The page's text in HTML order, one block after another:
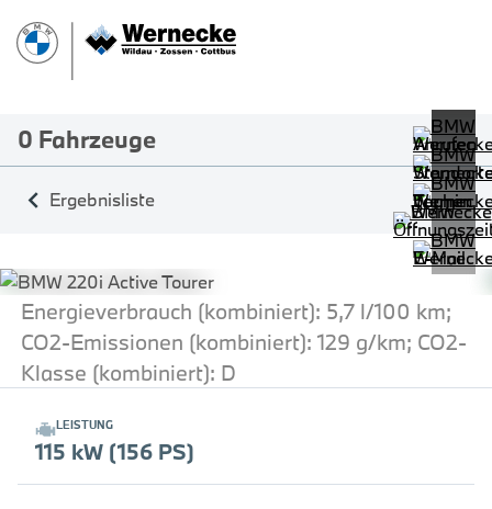
0 Fahrzeuge
Ergebnisliste
Energieverbrauch (kombiniert): 5,7 l/100 km;
CO2-Emissionen (kombiniert): 129 g/km; CO2-
Klasse (kombiniert): D
LEISTUNG
115 kW (156 PS)